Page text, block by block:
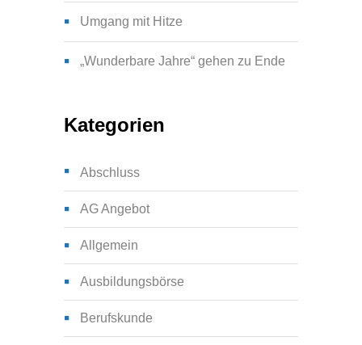
Umgang mit Hitze
„Wunderbare Jahre“ gehen zu Ende
Kategorien
Abschluss
AG Angebot
Allgemein
Ausbildungsbörse
Berufskunde